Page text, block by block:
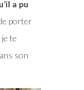
a pu
porter
je te
son